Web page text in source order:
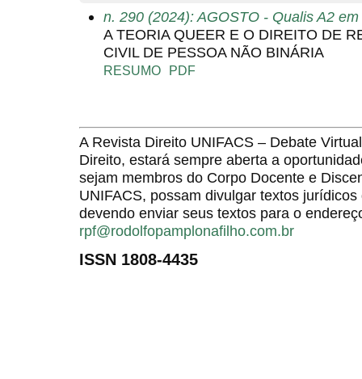
n. 290 (2024): AGOSTO - Qualis A2
A TEORIA QUEER E O DIREITO DE
CIVIL DE PESSOA NÃO BINÁRIA
RESUMO PDF
A Revista Direito UNIFACS – Debate
Direito, estará sempre aberta a
sejam membros do Corpo Docente e
UNIFACS, possam divulgar textos
devendo enviar seus textos para o
rpf@rodolfopamplonafilho.com.br
ISSN 1808-4435